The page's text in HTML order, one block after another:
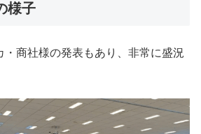
様子
・商社様の発表もあり、非常に盛況